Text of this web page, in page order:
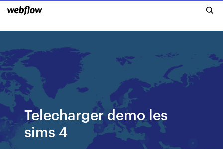
Telecharger demo les
sims 4